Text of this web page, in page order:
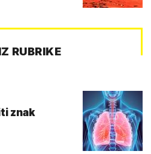
RUBRIKE
znak